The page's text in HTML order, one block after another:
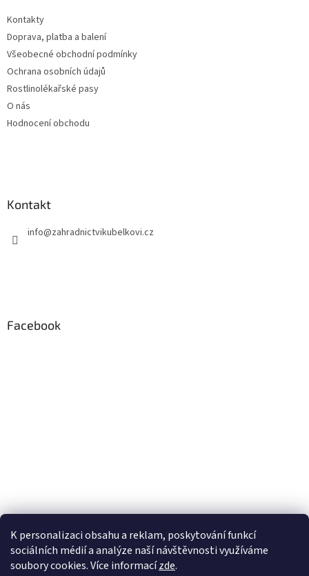
K personalizaci obsahu a reklam, poskytování funkcí
sociálních médií a analýze naší návštěvnosti využíváme
soubory cookies. Více informacízde.
Kontakty
Doprava, platba a balení
Všeobecné obchodní podmínky
Ochrana osobních údajů
Rostlinolékařské pasy
O nás
Hodnocení obchodu
Kontakt
info@zahradnictvikubelkovi.cz
Facebook